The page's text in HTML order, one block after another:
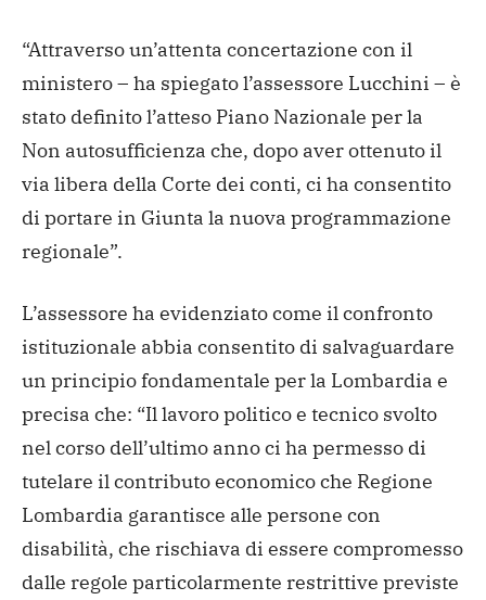
“Attraverso un’attenta concertazione con il
ministero – ha spiegato l’assessore Lucchini – è
stato definito l’atteso Piano Nazionale per la
Non autosufficienza che, dopo aver ottenuto il
via libera della Corte dei conti, ci ha consentito
di portare in Giunta la nuova programmazione
regionale”.
L’assessore ha evidenziato come il confronto
istituzionale abbia consentito di salvaguardare
un principio fondamentale per la Lombardia e
precisa che: “Il lavoro politico e tecnico svolto
nel corso dell’ultimo anno ci ha permesso di
tutelare il contributo economico che Regione
Lombardia garantisce alle persone con
disabilità, che rischiava di essere compromesso
dalle regole particolarmente restrittive previste